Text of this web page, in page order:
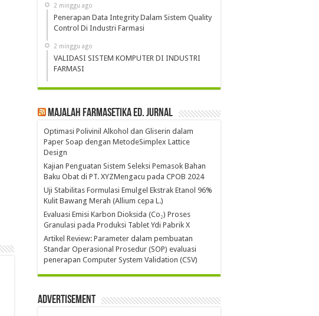
2 minggu ago
Penerapan Data Integrity Dalam Sistem Quality
Control Di Industri Farmasi
2 minggu ago
VALIDASI SISTEM KOMPUTER DI INDUSTRI
FARMASI
Majalah Farmasetika Ed. Jurnal
Optimasi Polivinil Alkohol dan Gliserin dalam
Paper Soap dengan MetodeSimplex Lattice
Design
Kajian Penguatan Sistem Seleksi Pemasok Bahan
Baku Obat di PT. XYZMengacu pada CPOB 2024
Uji Stabilitas Formulasi Emulgel Ekstrak Etanol 96%
Kulit Bawang Merah (Allium cepa L.)
Evaluasi Emisi Karbon Dioksida (Co₂) Proses
Granulasi pada Produksi Tablet Ydi Pabrik X
Artikel Review: Parameter dalam pembuatan
Standar Operasional Prosedur (SOP) evaluasi
penerapan Computer System Validation (CSV)
Advertisement